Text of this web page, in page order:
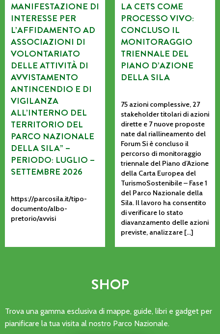
MANIFESTAZIONE DI
INTERESSE PER
L’AFFIDAMENTO AD
ASSOCIAZIONI DI
VOLONTARIATO
DELLE ATTIVITÀ DI
AVVISTAMENTO
ANTINCENDIO E DI
VIGILANZA
ALL’INTERNO DEL
TERRITORIO DEL
PARCO NAZIONALE
DELLA SILA” –
PERIODO: LUGLIO –
SETTEMBRE 2026
https://parcosila.it/tipo-
documento/albo-
pretorio/avvisi
LA CETS COME
PROCESSO VIVO:
CONCLUSO IL
MONITORAGGIO
TRIENNALE DEL
PIANO D’AZIONE
DELLA SILA
75 azioni complessive, 27
stakeholder titolari di azioni
dirette e 7 nuove proposte
nate dal riallineamento del
Forum Si è concluso il
percorso di monitoraggio
triennale del Piano d’Azione
della Carta Europea del
TurismoSostenibile – Fase 1
del Parco Nazionale della
Sila. Il lavoro ha consentito
di verificare lo stato
diavanzamento delle azioni
previste, analizzare […]
SHOP
Trova una gamma esclusiva di mappe, guide, libri e gadget per
pianificare la tua visita al nostro Parco Nazionale.